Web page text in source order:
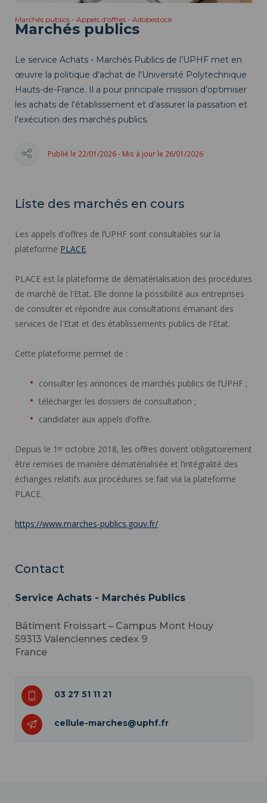
Marchés publics - Appels d'offres - Adobestock
Marchés publics
Le service Achats - Marchés Publics de l’UPHF met en
œuvre la politique d'achat de l'Université Polytechnique
Hauts-de-France. Il a pour principale mission d'optimiser
les achats de l'établissement et d’assurer la passation et
l’exécution des marchés publics.
Publié le 22/01/2026 - Mis à jour le 26/01/2026
Liste des marchés en cours
Les appels d'offres de l’UPHF sont consultables sur la
plateforme PLACE.
PLACE est la plateforme de dématérialisation des procédures
de marché de l'Etat. Elle donne la possibilité aux entreprises
de consulter et répondre aux consultations émanant des
services de l'Etat et des établissements publics de l'Etat.
Cette plateforme permet de :
consulter les annonces de marchés publics de l’UPHF ;
télécharger les dossiers de consultation ;
candidater aux appels d’offre.
Depuis le 1ᵉʳ octobre 2018, les offres doivent obligatoirement
être remises de manière dématérialisée et l’intégralité des
échanges relatifs aux procédures se fait via la plateforme
PLACE.
https://www.marches-publics.gouv.fr/
Contact
Service Achats - Marchés Publics
Bâtiment Froissart – Campus Mont Houy
59313 Valenciennes cedex 9
France
03 27 51 11 21
cellule-marches@uphf.fr